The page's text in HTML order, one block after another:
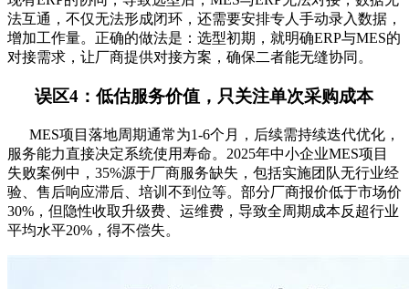
法互通，不仅无法形成闭环，还需要安排专人手动录入数据，
增加工作量。正确的做法是：选型初期，就明确ERP与MES的
对接需求，让厂商提供对接方案，确保二者能无缝协同。
误区4：低估服务价值，只关注单次采购成本
MES项目落地周期通常为1-6个月，后续需持续迭代优化，
服务能力直接决定系统使用寿命。2025年中小企业MES项目
失败案例中，35%源于厂商服务缺失，包括实施团队无行业经
验、售后响应滞后、培训不到位等。部分厂商报价低于市场价
30%，但隐性收取升级费、运维费，导致全周期成本反超行业
平均水平20%，得不偿失。